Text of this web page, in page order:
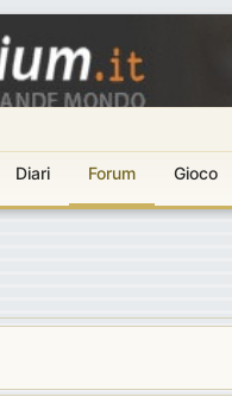
Diari Forum Gioco